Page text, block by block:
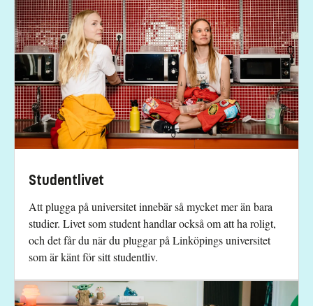
Studentlivet
Att plugga på universitet innebär så mycket mer än bara
studier. Livet som student handlar också om att ha roligt,
och det får du när du pluggar på Linköpings universitet
som är känt för sitt studentliv.